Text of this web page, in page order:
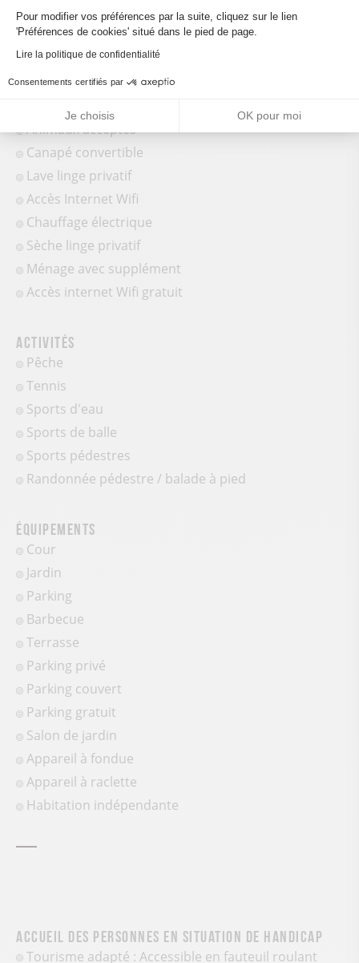
Lave vaisselle
Hotte aspirante
Réfrigérateur
Machine à café
Animaux acceptés
Canapé convertible
Lave linge privatif
Accès Internet Wifi
Chauffage électrique
Sèche linge privatif
Ménage avec supplément
Accès internet Wifi gratuit
Activités
Pêche
Tennis
Sports d'eau
Sports de balle
Sports pédestres
Randonnée pédestre / balade à pied
Équipements
Cour
Jardin
Parking
Barbecue
Terrasse
Parking privé
Parking couvert
Parking gratuit
Salon de jardin
Appareil à fondue
Appareil à raclette
Habitation indépendante
Accueil des personnes en situation de handicap
Tourisme adapté : Accessible en fauteuil roulant
Pour modifier vos préférences par la suite, cliquez sur le lien
'Préférences de cookies' situé dans le pied de page.
Lire la politique de confidentialité
Consentements certifiés par
Je choisis OK pour moi